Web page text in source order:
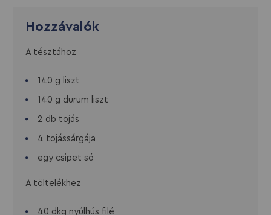
Hozzávalók
A tésztához
140 g liszt
140 g durum liszt
2 db tojás
4 tojássárgája
egy csipet só
A töltelékhez
40 dkg nyúlhús filé